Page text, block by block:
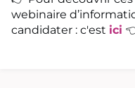
webinaire
candidater : c'est ici